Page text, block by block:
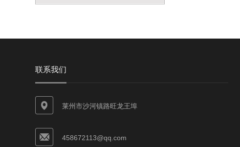
联系我们
莱州市沙河镇路旺龙王埠
458672113@qq.com